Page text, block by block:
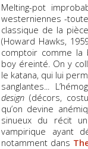
Melting-pot
westerniennes -
classique de la
(Howard Hawks,
comptoir comme la
boy éreinté. On y
le katana, qui lui
sanglantes...
design (décors,
qu’on devine
sinueux du récit
vampirique ayant
notamment dans